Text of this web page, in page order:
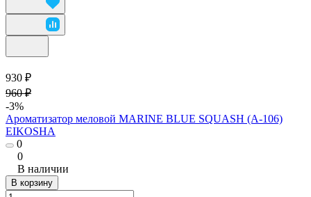
930 ₽
960 ₽
-3%
Ароматизатор меловой MARINE BLUE SQUASH (A-106)
EIKOSHA
0
0
В наличии
В корзину